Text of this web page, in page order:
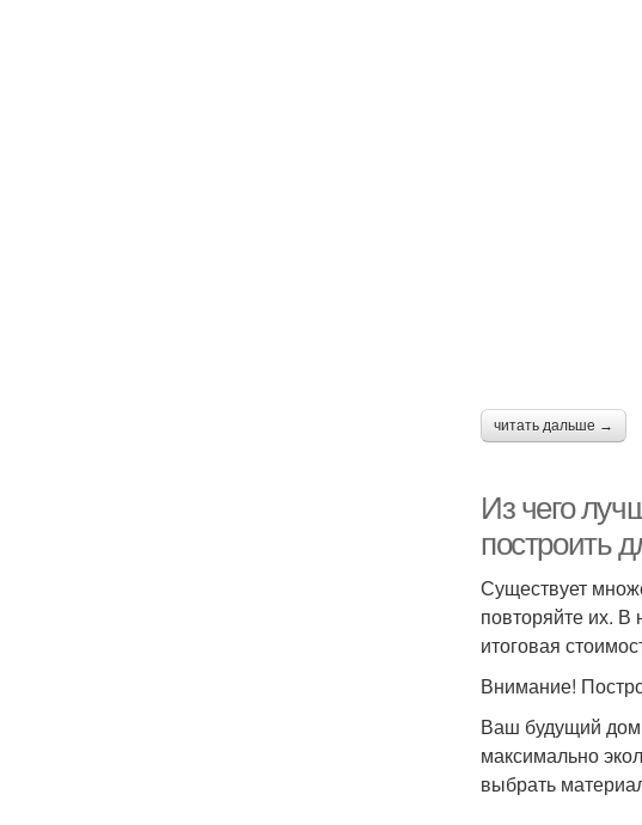
читать дальше →
Из чего
построить
Существует
повторяйте их. В
итоговая
Внимание!
Ваш будущий
максимально
выбрать